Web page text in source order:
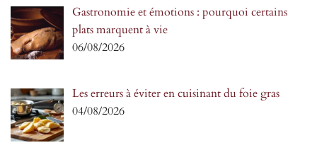
Gastronomie et émotions : pourquoi certains
plats marquent à vie
06/08/2026
Les erreurs à éviter en cuisinant du foie gras
04/08/2026